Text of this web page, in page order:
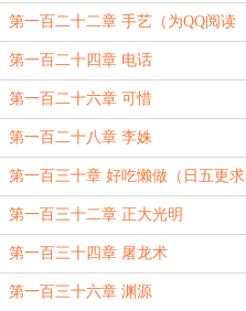
第一百二十二章 手艺（为QQ阅读
端欧阳独秀万赏加更）
第一百二十四章 电话
第一百二十六章 可惜
第一百二十八章 李姝
第一百三十章 好吃懒做（日五更求
订阅）
第一百三十二章 正大光明
第一百三十四章 屠龙术
第一百三十六章 渊源